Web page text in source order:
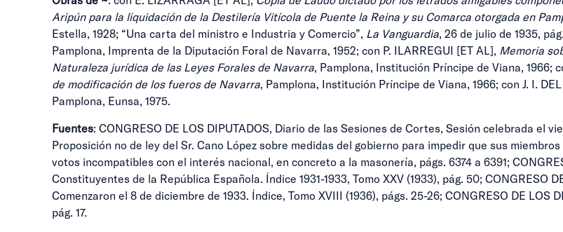
Aripún para la liquidación de la Destilería Vitícola de Puente la Reina y su Comarca otorgada en
Estella, 1928; “Una carta del ministro e Industria y Comercio”, La Vanguardia, 26 de julio de 1935,
Pamplona, Imprenta de la Diputación Foral de Navarra, 1952; con P. ILARREGUI [ET AL], Memoria
Naturaleza jurídica de las Leyes Forales de Navarra, Pamplona, Institución Príncipe de Viana, 1966;
de modificación de los fueros de Navarra, Pamplona, Institución Príncipe de Viana, 1966; con J. I. DEL
Pamplona, Eunsa, 1975.
Fuentes: CONGRESO DE LOS DIPUTADOS, Diario de las Sesiones de Cortes, Sesión celebrada el
Proposición no de ley del Sr. Cano López sobre medidas del gobierno para impedir que sus
votos incompatibles con el interés nacional, en concreto a la masonería, págs. 6374 a 6391;
Constituyentes de la República Española. Índice 1931-1933, Tomo XXV (1933), pág. 50; CONGRESO
Comenzaron el 8 de diciembre de 1933. Índice, Tomo XVIII (1936), págs. 25-26; CONGRESO DE LOS
pág. 17.